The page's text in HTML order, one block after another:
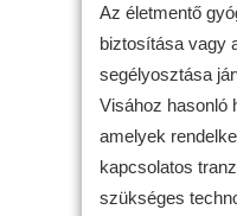
Az életmentő
biztosítása vagy
segélyosztása
Visához hasonló
amelyek
kapcsolatos
szükséges